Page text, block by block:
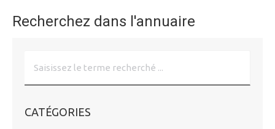
Recherchez dans l'annuaire
CATÉGORIES